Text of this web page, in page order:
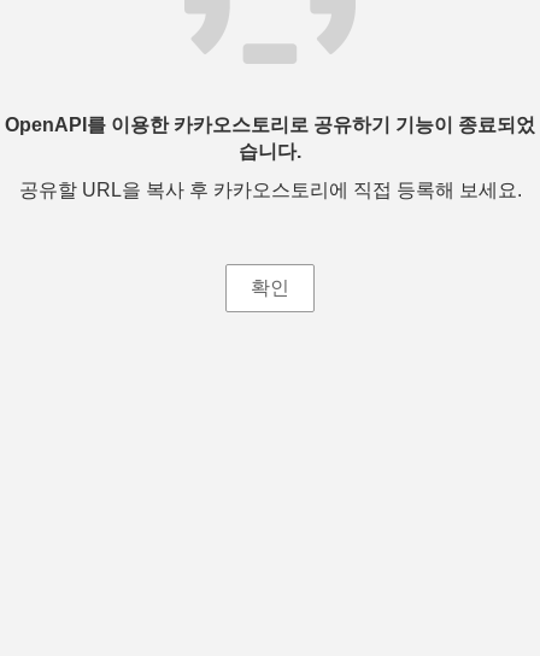
OpenAPI를 이용한 카카오스토리로 공유하기 기능이 종료되었
습니다.
공유할 URL을 복사 후 카카오스토리에 직접 등록해 보세요.
확인